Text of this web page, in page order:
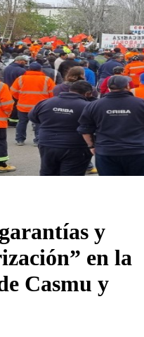
y
en la
Casmu y